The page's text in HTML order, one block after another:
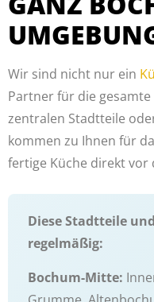
Wir sind nicht nur ein
Partner für die gesamte
zentralen Stadtteile
kommen zu Ihnen für
fertige Küche direkt vor
Diese Stadtteile
regelmäßig:
Bochum-Mitte: